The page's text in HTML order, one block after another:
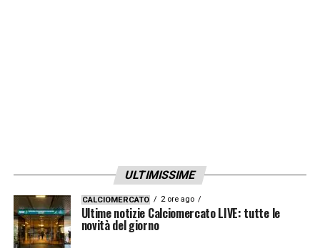
ULTIMISSIME
CALCIOMERCATO 2 ore ago
Ultime notizie Calciomercato LIVE: tutte le
novità del giorno